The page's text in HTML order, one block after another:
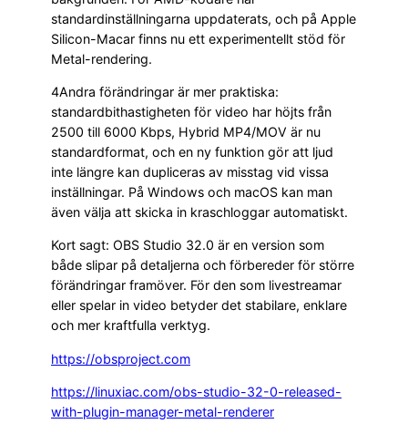
standardinställningarna uppdaterats, och på Apple
Silicon-Macar finns nu ett experimentellt stöd för
Metal-rendering.
4Andra förändringar är mer praktiska:
standardbithastigheten för video har höjts från
2500 till 6000 Kbps, Hybrid MP4/MOV är nu
standardformat, och en ny funktion gör att ljud
inte längre kan dupliceras av misstag vid vissa
inställningar. På Windows och macOS kan man
även välja att skicka in kraschloggar automatiskt.
Kort sagt: OBS Studio 32.0 är en version som
både slipar på detaljerna och förbereder för större
förändringar framöver. För den som livestreamar
eller spelar in video betyder det stabilare, enklare
och mer kraftfulla verktyg.
https://obsproject.com
https://linuxiac.com/obs-studio-32-0-released-
with-plugin-manager-metal-renderer